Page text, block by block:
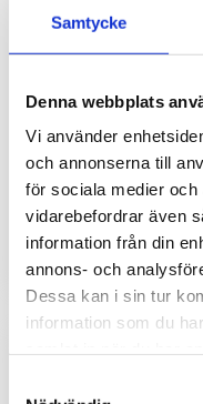
Samtycke
Denna webbplats
Vi använder
och annonserna till
för sociala medier
vidarebefordrar även
information från din
annons- och
Dessa kan i sin tur
information som du
SENSORIIS
LoRa multisensor för
3 261kr